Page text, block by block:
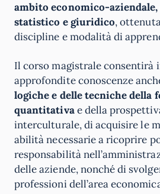
ambito economico-
statistico e giuridico,
discipline e modalità di
Il corso magistrale consentirà
approfondite conoscenze
logiche e delle tecniche della
quantitativae della
interculturale, di acquisire le
abilità necessarie a ricoprire
responsabilità
delle aziende, nonché di
professioni dell’area